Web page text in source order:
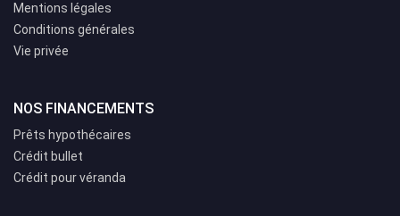
Mentions légales
Conditions générales
Vie privée
NOS FINANCEMENTS
Prêts hypothécaires
Crédit bullet
Crédit pour véranda